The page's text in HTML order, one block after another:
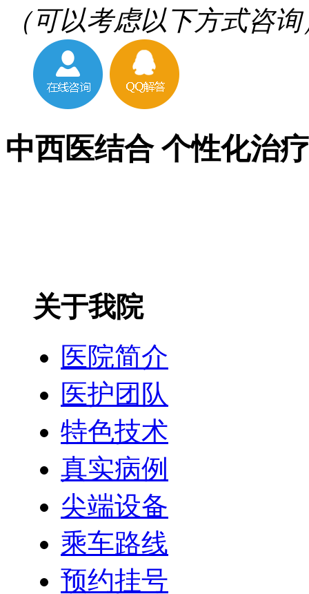
（可以考虑以下方式咨询
中西医结合 个性化治
关于我院
医院简介
医护团队
特色技术
真实病例
尖端设备
乘车路线
预约挂号